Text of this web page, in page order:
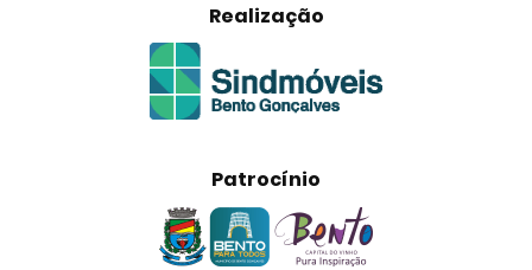
Realização
Patrocínio